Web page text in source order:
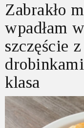
Zabrakło
wpadłam
szczęście
klasa